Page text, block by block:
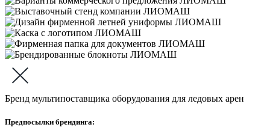
Бренд мультипоставщика оборудования для ледовых арен
Предпосылки брендинга: